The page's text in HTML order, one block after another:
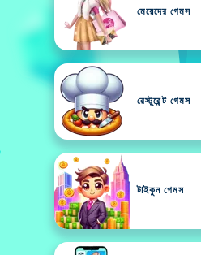
মেয়েদের গেমস
রেস্টুরেন্ট গেমস
টাইকুন গেমস